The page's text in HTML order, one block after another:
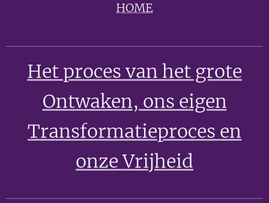
HOME
Het proces van het grote
Ontwaken, ons eigen
Transformatieproces en
onze Vrijheid